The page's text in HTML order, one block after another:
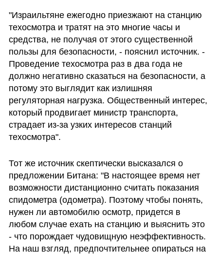
"Израильтяне ежегодно приезжают на станцию
техосмотра и тратят на это многие часы и
средства, не получая от этого существенной
пользы для безопасности, - пояснил источник. -
Проведение техосмотра раз в два года не
должно негативно сказаться на безопасности, а
потому это выглядит как излишняя
регуляторная нагрузка. Общественный интерес,
который продвигает министр транспорта,
страдает из-за узких интересов станций
техосмотра".
Тот же источник скептически высказался о
предложении Битана: "В настоящее время нет
возможности дистанционно считать показания
спидометра (одометра). Поэтому чтобы понять,
нужен ли автомобилю осмотр, придется в
любом случае ехать на станцию и выяснить это
- что порождает чудовищную неэффективность.
На наш взгляд, предпочтительнее опираться на